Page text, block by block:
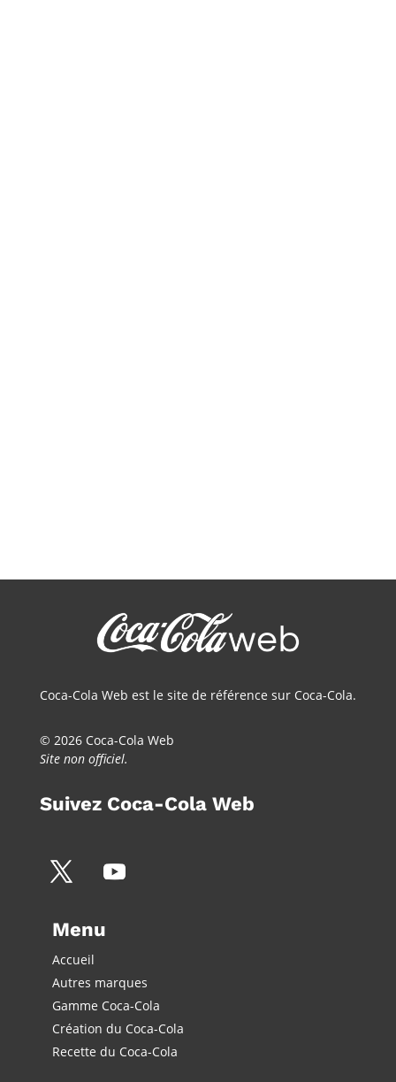
Coca-Cola Web est le site de référence sur Coca-Cola.
© 2026 Coca-Cola Web
Site non officiel.
Suivez Coca-Cola Web
Menu
Accueil
Autres marques
Gamme Coca-Cola
Création du Coca-Cola
Recette du Coca-Cola